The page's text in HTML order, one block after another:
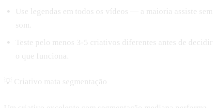
Use legendas em todos os vídeos — a maioria assiste sem
som.
Teste pelo menos 3-5 criativos diferentes antes de decidir
o que funciona.
💡 Criativo mata segmentação